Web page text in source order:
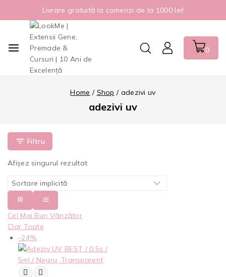
Livrare gratuită la comenzi de la 1000 lei!
0
Home / Shop / adezivi uv
adezivi uv
Filtru
Afișez singurul rezultat
Cel Mai Bun Vânzător
Clar Toate
-24%